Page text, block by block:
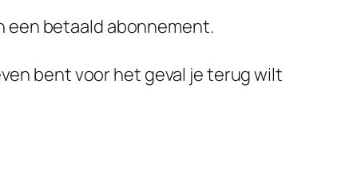
een betaald abonnement.
bent voor het geval je terug wilt